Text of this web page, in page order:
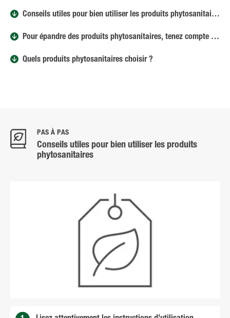
Conseils utiles pour bien utiliser les produits phytosanitaires
Pour épandre des produits phytosanitaires, tenez compte de ce qui suit
Quels produits phytosanitaires choisir ?
PAS À PAS
Conseils utiles pour bien utiliser les produits
phytosanitaires